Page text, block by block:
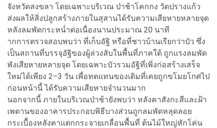
จังหวัดสงขลา โดยเฉพาะบริเวณ ป่าช้าโคกกง วัดปรางแก้ว
ส่งผลให้สิ่งปลูกสร้างภายในสุสานได้รับความเสียหายหลายจุด
หลังลมพัดกระหน่ำต่อเนื่องนานประมาณ 20 นาที
ากการตรวจสอบพบว่า ที่เก็บอัฐิ หรือที่ชาวบ้านเรียกว่าบัว ซึ่ง
เป็นสถานที่บรรจุอัฐิของผู้ล่วงลับในพื้นที่ภาคใต้ ถูกแรงลมพัด
พังเสียหายหลายจุด โดยเฉพาะบัวรวมอัฐิที่เพิ่งก่อสร้างเสร็จ
ใหม่ได้เพียง 2–3 วัน เพื่อทดแทนของเดิมที่เคยถูกขโมยโกศไป
ก่อนหน้านี้ ได้รับความเสียหายจำนวนมาก
นอกจากนี้ ภายในบริเวณป่าช้ายังพบว่า หลังคาสังกะสีและฝ้า
เพดานของอาคารประกอบพิธีบางส่วนถูกลมพัดหลุดลอย
กระเบื้องหลังคาแตกกระจายเกลื่อนพื้นที่ ต้นไม้ใหญ่หักโค่น